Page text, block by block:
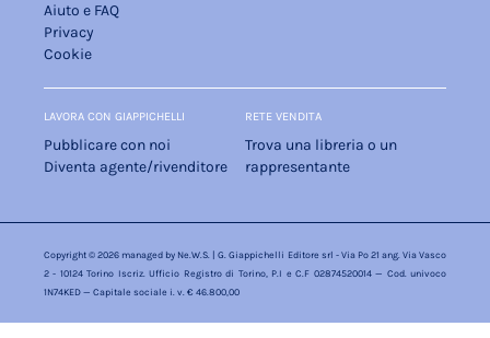
Aiuto e FAQ
Privacy
Cookie
LAVORA CON GIAPPICHELLI
Pubblicare con noi
Diventa agente/rivenditore
RETE VENDITA
Trova una libreria o un
rappresentante
Copyright © 2026 managed by Ne.W.S. | G. Giappichelli Editore srl - Via Po 21 ang. Via Vasco
2 - 10124 Torino Iscriz. Ufficio Registro di Torino, P.I e C.F 02874520014 — Cod. univoco
1N74KED — Capitale sociale i. v. € 46.800,00